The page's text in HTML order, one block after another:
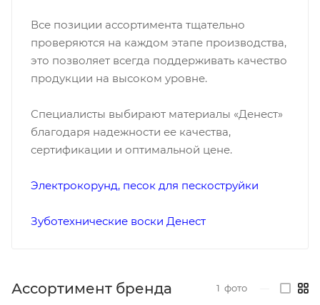
Все позиции ассортимента тщательно
проверяются на каждом этапе производства,
это позволяет всегда поддерживать качество
продукции на высоком уровне.
Специалисты выбирают материалы «Денест»
благодаря надежности ее качества,
сертификации и оптимальной цене.
Электрокорунд, песок для пескоструйки
Зуботехнические воски Денест
Ассортимент бренда 1 фото